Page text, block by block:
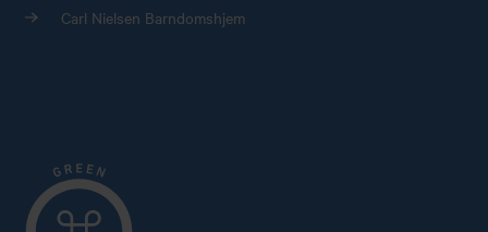
Carl Nielsen Barndomshjem